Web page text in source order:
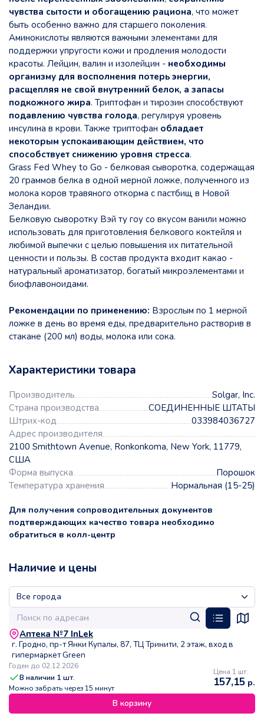
чувства сытости и обогащению рациона, что может
быть особенно важно для старшего поколения.
Аминокислоты являются важными элементами для
поддержки упругости кожи и продления молодости
красоты. Лейцин, валин и изолейцин - необходимы
организму для восполнения потерь энергии,
расщепляя не свой внутренний белок, а запасы
подкожного жира. Триптофан и тирозин способствуют
подавлению чувства голода, регулируя уровень
инсулина в крови. Также триптофан обладает
некоторым успокаивающим действием, что
способствует снижению уровня стресса.
Grass Fed Whey to Go - белковая сыворотка, содержащая
20 граммов белка в одной мерной ложке, полученного из
молока коров травяного откорма с пастбищ в Новой
Зеландии.
Белковую сыворотку Вэй ту гоу со вкусом ванили можно
использовать для приготовления белкового коктейля и
любимой выпечки с целью повышения их питательной
ценности и пользы. В состав продукта входит какао -
натуральный ароматизатор, богатый микроэлементами и
биофлавоноидами.
Рекомендации по применению: Взрослым по 1 мерной
ложке в день во время еды, предварительно растворив в
стакане (200 мл) воды, молока или сока.
Характеристики товара
Производитель
Solgar, Inc.
Страна производства
СОЕДИНЕННЫЕ ШТАТЫ
Штрих-код
033984036727
Адрес производителя
2100 Smithtown Avenue, Ronkonkoma, New York, 11779,
США
Форма выпуска
Порошок
Температура хранения
Нормальная (15-25)
Для получения сопроводительных документов
подтверждающих качество товара необходимо
обратиться в колл-центр
Наличие и цены
Аптека №7 InLek
г. Гродно, пр-т Янки Купалы, 87, ТЦ Тринити, 2 этаж, вход в
гипермаркет Green
Годен до 02.12.2026
В наличии 1 шт.
Можно забрать через 15 минут
Цена 1 шт.
157,15 р.
В корзину